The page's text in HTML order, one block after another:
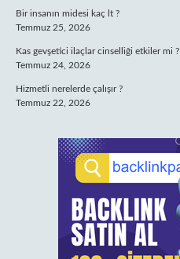
Bir insanın midesi kaç lt ?
Temmuz 25, 2026
Kas gevşetici ilaçlar cinselliği etkiler mi ?
Temmuz 24, 2026
Hizmetli nerelerde çalışır ?
Temmuz 22, 2026